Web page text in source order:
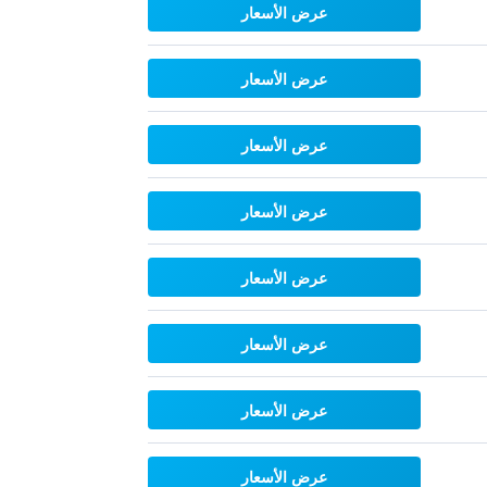
عرض الأسعار
عرض الأسعار
عرض الأسعار
عرض الأسعار
عرض الأسعار
عرض الأسعار
عرض الأسعار
عرض الأسعار